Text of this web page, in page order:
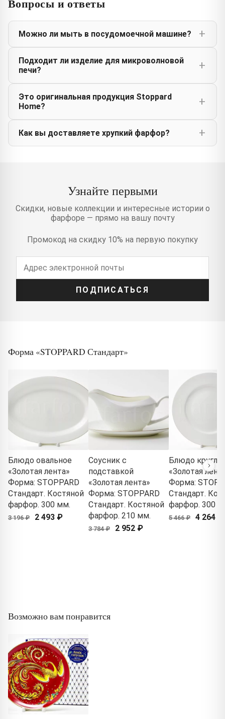
Можно ли мыть в посудомоечной машине?
Подходит ли изделие для микроволновой
печи?
Это оригинальная продукция Stoppard
Home?
Как вы доставляете хрупкий фарфор?
Узнайте первыми
Скидки, новые коллекции и интересные истории о
фарфоре — прямо на вашу почту
Промокод на скидку 10% на первую покупку
ПОДПИСАТЬСЯ
Форма «STOPPARD Стандарт»
Блюдо овальное
«Золотая лента»
Форма: STOPPARD
Стандарт. Костяной
фарфор. 300 мм.
3 196 ₽ 2 493 ₽
Соусник с
подставкой
«Золотая лента»
Форма: STOPPARD
Стандарт. Костяной
фарфор. 210 мм.
3 784 ₽ 2 952 ₽
Блюдо
«Золотая
Форма:
Стандарт.
фарфор. 300
5 466 ₽ 4 264 ₽
Возможно вам понравится